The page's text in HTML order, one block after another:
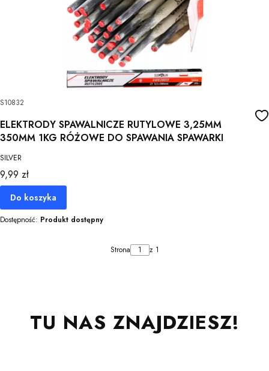
S10832
ELEKTRODY SPAWALNICZE RUTYLOWE 3,25MM
350MM 1KG RÓŻOWE DO SPAWANIA SPAWARKI
SILVER
Cena
9,99 zł
Do koszyka
Dostępność: Produkt dostępny
Strona z 1
TU NAS ZNAJDZIESZ!